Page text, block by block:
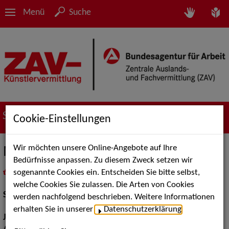
Menü Suche
Suche nach Künstler*innen
Meike Rötzer
als PDF speichern
inMeine Merklistelegen
Schauspiel:Film und TV
Jahrgang:
Cookie-Einstellungen
Wir möchten unsere Online-Angebote auf Ihre
Bedürfnisse anpassen. Zu diesem Zweck setzen wir
sogenannte Cookies ein. Entscheiden Sie bitte selbst,
welche Cookies Sie zulassen. Die Arten von Cookies
werden nachfolgend beschrieben. Weitere Informationen
erhalten Sie in unserer
Datenschutzerklärung